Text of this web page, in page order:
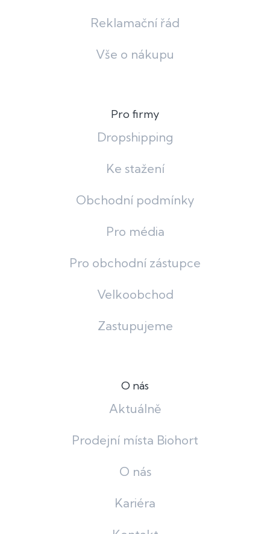
Reklamační řád
Vše o nákupu
Pro firmy
Dropshipping
Ke stažení
Obchodní podmínky
Pro média
Pro obchodní zástupce
Velkoobchod
Zastupujeme
O nás
Aktuálně
Prodejní místa Biohort
O nás
Kariéra